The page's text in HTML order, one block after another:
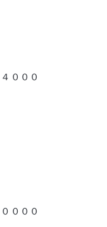
０００
０００